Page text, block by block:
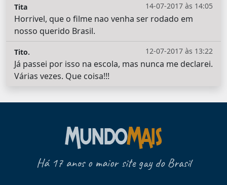
14-07-2017 às 14:05
Tita
Horrivel, que o filme nao venha ser rodado em
nosso querido Brasil.
12-07-2017 às 13:22
Tito.
Já passei por isso na escola, mas nunca me declarei.
Várias vezes. Que coisa!!!
Há 17 anos o maior site gay do Brasil